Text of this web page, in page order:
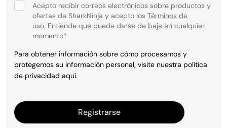
Acepto recibir correos electrónicos sobre productos y
ofertas de SharkNinja y acepto los Términos de
uso. Entiende que puede darse de baja en cualquier
momento*
Para obtener información sobre cómo procesamos y
protegemos su información personal, visite nuestra política
de privacidad aquí.
Registrarse